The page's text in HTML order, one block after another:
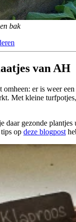
bak
van AH
er is weer
Met kleine
daar gezonde
op deze blogpost